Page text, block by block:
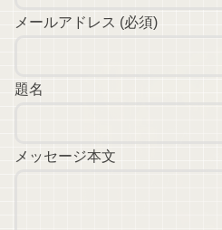
メールアドレス (必須)
題名
メッセージ本文